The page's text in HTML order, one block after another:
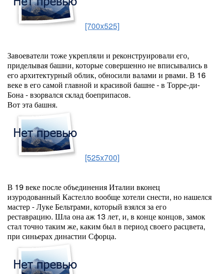
[700x525]
Завоеватели тоже укрепляли и реконструировали его,
приделывая башни, которые совершенно не вписывались в
его архитектурный облик, обносили валами и рвами. В 16
веке в его самой главной и красивой башне - в Торре-ди-
Бона - взорвался склад боеприпасов.
Вот эта башня.
[525x700]
В 19 веке после объединения Италии вконец
изуродованный Кастелло вообще хотели снести, но нашелся
мастер - Луке Бельтрами, который взялся за его
реставрацию. Шла она аж 13 лет, и, в конце концов, замок
стал точно таким же, каким был в период своего расцвета,
при синьерах династии Сфорца.